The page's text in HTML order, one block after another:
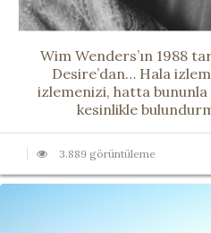
Wim Wenders’ın 1988
Desire’dan… Hala
izlemenizi, hatta
kesinlikle
3.889 görüntüleme